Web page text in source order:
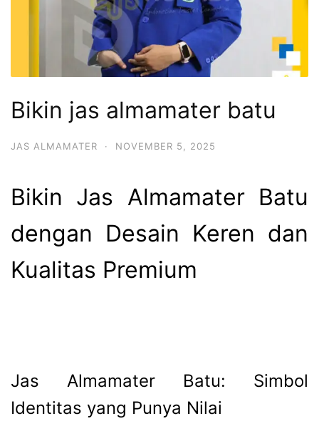
Bikin jas almamater batu
JAS ALMAMATER · NOVEMBER 5, 2025
Bikin Jas Almamater Batu
dengan Desain Keren dan
Kualitas Premium
Jas Almamater Batu: Simbol
Identitas yang Punya Nilai